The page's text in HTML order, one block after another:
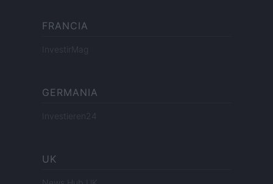
FRANCIA
InvestirMag
GERMANIA
Investieren24
UK